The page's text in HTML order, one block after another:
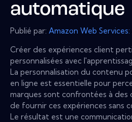
automatique
Publié par: Amazon Web Services:
Créer des expériences client
personnalisées avec
La personnalisation du contenu
en ligne est essentielle pour
marques sont confrontées à des
de fournir ces expériences sans
Le résultat est une